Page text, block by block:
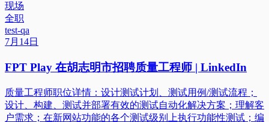
现场
全职
test-qa
7月14日
FPT Play 在胡志明市招聘质量工程师 | LinkedIn
质量工程师职位详情：设计测试计划、测试用例/测试流程；
设计、构建、测试并部署有效的测试自动化解决方案；理解客
户需求；在新网站功能的各个测试级别上执行功能性测试；编